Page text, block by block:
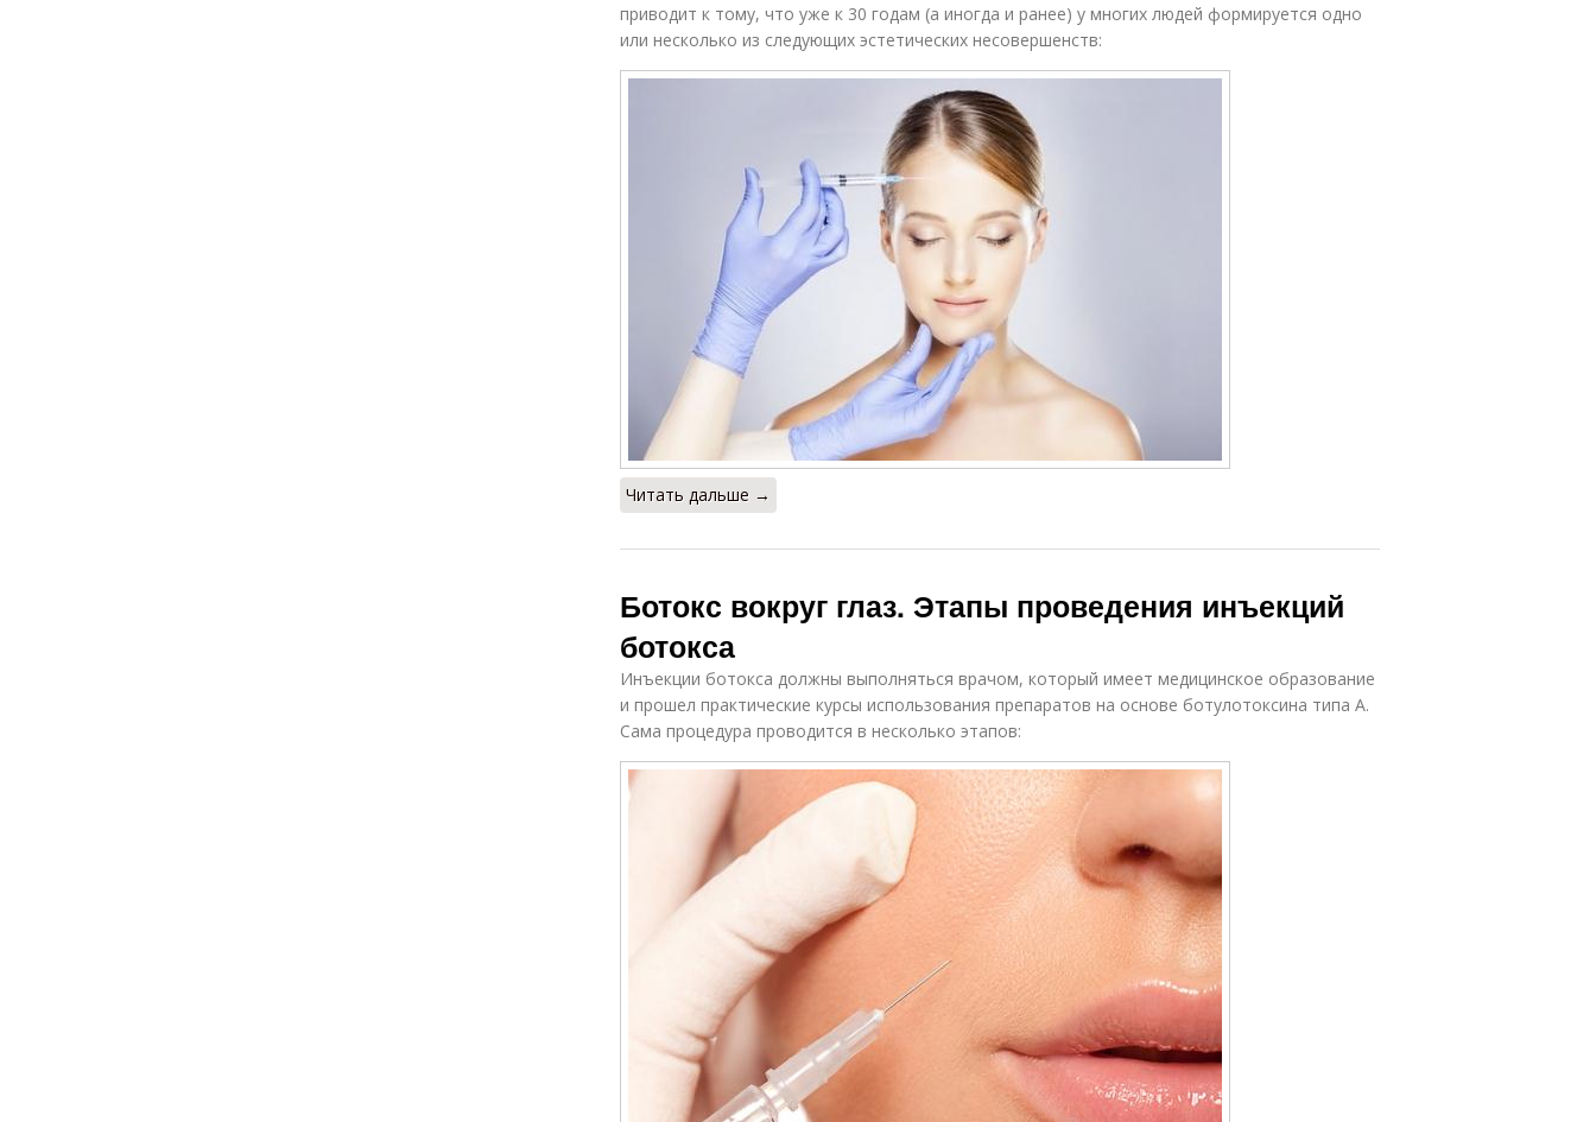
приводит к тому, что уже к 30 годам (а иногда и ранее) у многих людей формируется одно
или несколько из следующих эстетических несовершенств:
Читать дальше →
Ботокс вокруг глаз. Этапы проведения инъекций
ботокса
Инъекции ботокса должны выполняться врачом, который имеет медицинское образование
и прошел практические курсы использования препаратов на основе ботулотоксина типа А.
Сама процедура проводится в несколько этапов: